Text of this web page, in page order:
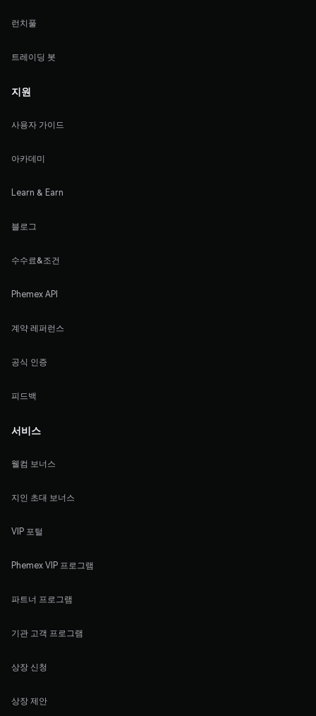
런치풀
트레이딩 봇
지원
사용자 가이드
아카데미
Learn & Earn
블로그
수수료&조건
Phemex API
계약 레퍼런스
공식 인증
피드백
서비스
웰컴 보너스
지인 초대 보너스
VIP 포털
Phemex VIP 프로그램
파트너 프로그램
기관 고객 프로그램
상장 신청
상장 제안